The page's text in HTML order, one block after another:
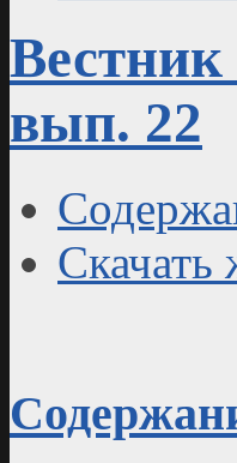
Вестник
вып. 22
Скачать